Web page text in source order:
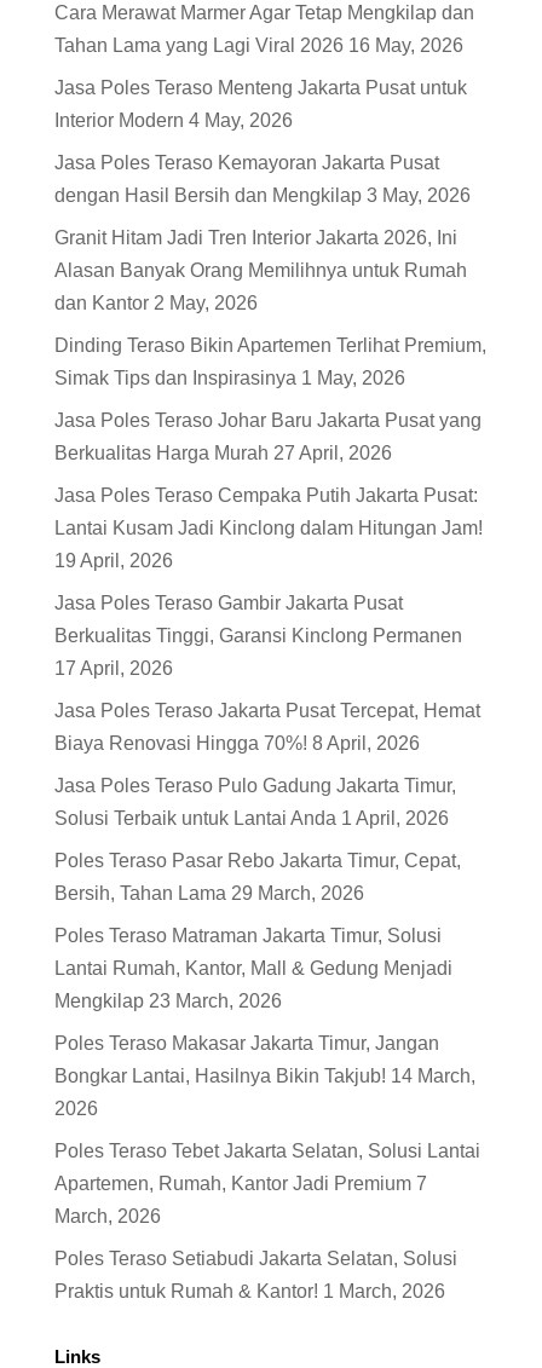
Cara Merawat Marmer Agar Tetap Mengkilap dan
Tahan Lama yang Lagi Viral 2026 16 May, 2026
Jasa Poles Teraso Menteng Jakarta Pusat untuk
Interior Modern 4 May, 2026
Jasa Poles Teraso Kemayoran Jakarta Pusat
dengan Hasil Bersih dan Mengkilap 3 May, 2026
Granit Hitam Jadi Tren Interior Jakarta 2026, Ini
Alasan Banyak Orang Memilihnya untuk Rumah
dan Kantor 2 May, 2026
Dinding Teraso Bikin Apartemen Terlihat Premium,
Simak Tips dan Inspirasinya 1 May, 2026
Jasa Poles Teraso Johar Baru Jakarta Pusat yang
Berkualitas Harga Murah 27 April, 2026
Jasa Poles Teraso Cempaka Putih Jakarta Pusat:
Lantai Kusam Jadi Kinclong dalam Hitungan Jam!
19 April, 2026
Jasa Poles Teraso Gambir Jakarta Pusat
Berkualitas Tinggi, Garansi Kinclong Permanen
17 April, 2026
Jasa Poles Teraso Jakarta Pusat Tercepat, Hemat
Biaya Renovasi Hingga 70%! 8 April, 2026
Jasa Poles Teraso Pulo Gadung Jakarta Timur,
Solusi Terbaik untuk Lantai Anda 1 April, 2026
Poles Teraso Pasar Rebo Jakarta Timur, Cepat,
Bersih, Tahan Lama 29 March, 2026
Poles Teraso Matraman Jakarta Timur, Solusi
Lantai Rumah, Kantor, Mall & Gedung Menjadi
Mengkilap 23 March, 2026
Poles Teraso Makasar Jakarta Timur, Jangan
Bongkar Lantai, Hasilnya Bikin Takjub! 14 March,
2026
Poles Teraso Tebet Jakarta Selatan, Solusi Lantai
Apartemen, Rumah, Kantor Jadi Premium 7
March, 2026
Poles Teraso Setiabudi Jakarta Selatan, Solusi
Praktis untuk Rumah & Kantor! 1 March, 2026
Links